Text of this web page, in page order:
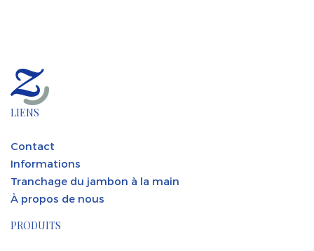
LIENS
Contact
Informations
Tranchage du jambon à la main
À propos de nous
PRODUITS